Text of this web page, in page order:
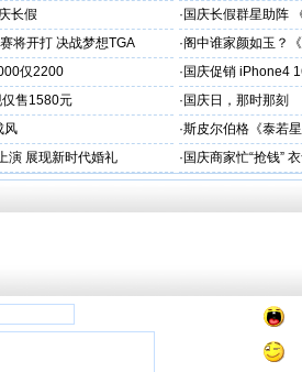
长假 · 国庆长假群星助阵
将开打 决战梦想TGA ·阁中谁家颜如玉？
仅2200 · 国庆促销 iPhone4
售1580元 · 国庆日，那时那刻
风 ·斯皮尔伯格《泰若
演 展现新时代婚礼 · 国庆商家忙“抢钱”